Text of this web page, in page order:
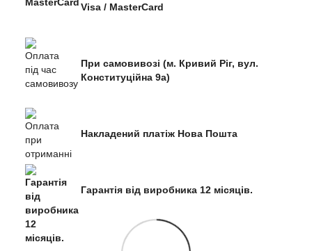
Visa / MasterCard
При самовивозі (м. Кривий Ріг, вул.
Конституційна 9а)
Накладений платіж Нова Пошта
Гарантія від виробника 12 місяців.